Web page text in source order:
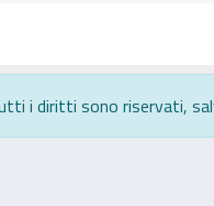
i diritti sono riservati,